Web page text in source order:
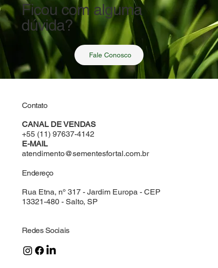
Ficou com alguma
dúvida?
Fale Conosco
Contato
CANAL DE VENDAS
+55 (11) 97637-4142
E-MAIL
atendimento@sementesfortal.com.br
Endereço
Rua Etna, nº 317 - Jardim Europa - CEP
13321-480 - Salto, SP
Redes Sociais